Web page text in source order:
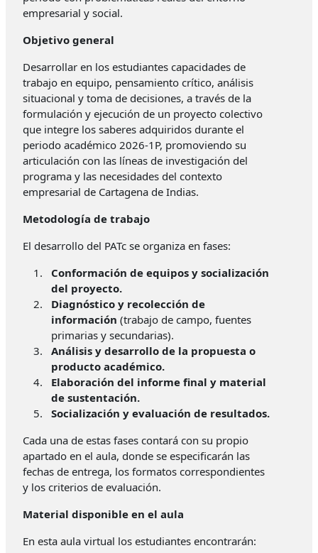
empresarial y social.
Objetivo general
Desarrollar en los estudiantes capacidades de
trabajo en equipo, pensamiento crítico, análisis
situacional y toma de decisiones, a través de la
formulación y ejecución de un proyecto colectivo
que integre los saberes adquiridos durante el
periodo académico 2026-1P, promoviendo su
articulación con las líneas de investigación del
programa y las necesidades del contexto
empresarial de Cartagena de Indias.
Metodología de trabajo
El desarrollo del PATc se organiza en fases:
Conformación de equipos y socialización
del proyecto.
Diagnóstico y recolección de
información (trabajo de campo, fuentes
primarias y secundarias).
Análisis y desarrollo de la propuesta o
producto académico.
Elaboración del informe final y material
de sustentación.
Socialización y evaluación de resultados.
Cada una de estas fases contará con su propio
apartado en el aula, donde se especificarán las
fechas de entrega, los formatos correspondientes
y los criterios de evaluación.
Material disponible en el aula
En esta aula virtual los estudiantes encontrarán: